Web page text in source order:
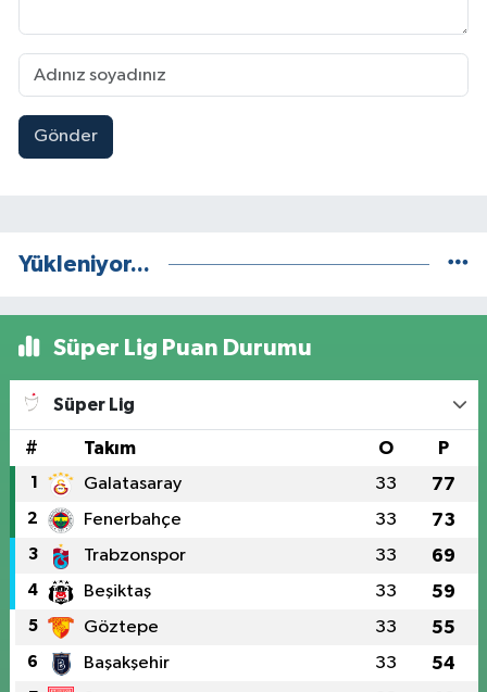
Gönder
Yükleniyor...
Süper Lig Puan Durumu
Süper Lig
# Takım O P
1 Galatasaray 33 77
2 Fenerbahçe 33 73
3 Trabzonspor 33 69
4 Beşiktaş 33 59
5 Göztepe 33 55
6 Başakşehir 33 54